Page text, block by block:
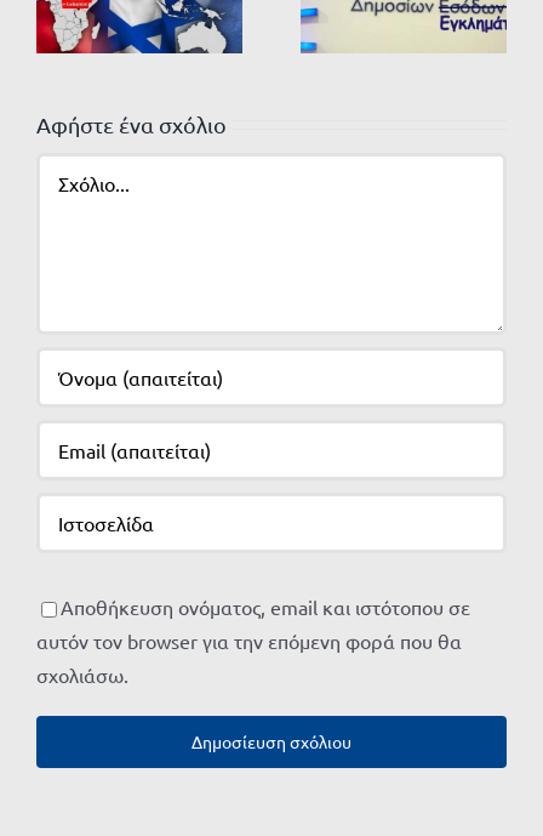
Αφήστε ένα σχόλιο
Αποθήκευση ονόματος, email και ιστότοπου σε
αυτόν τον browser για την επόμενη φορά που θα
σχολιάσω.